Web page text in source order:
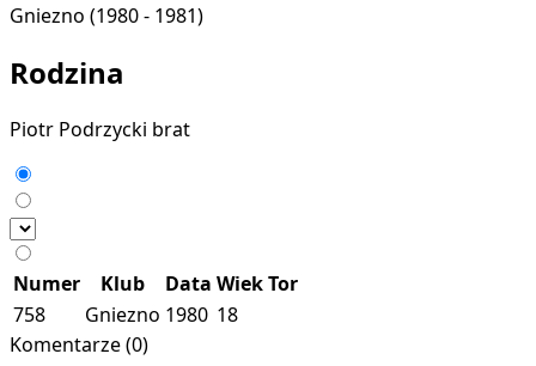
Gniezno (1980 - 1981)
Rodzina
Piotr Podrzycki brat
Numer Klub Data WiekTor
758
Gniezno 1980 18
Komentarze (0)